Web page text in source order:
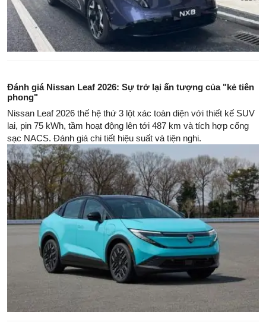
Đánh giá Nissan Leaf 2026: Sự trở lại ấn tượng của "kẻ tiên
phong"
Nissan Leaf 2026 thế hệ thứ 3 lột xác toàn diện với thiết kế SUV
lai, pin 75 kWh, tầm hoạt động lên tới 487 km và tích hợp cổng
sạc NACS. Đánh giá chi tiết hiệu suất và tiện nghi.